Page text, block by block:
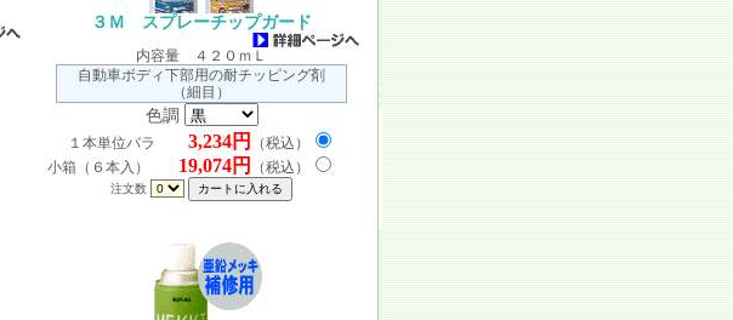
３Ｍ スプレーチップガード
内容量 ４２０ｍＬ
自動車ボディ下部用の耐チッピング剤
（細目）
色調
１本単位バラ 3,234円
（税込）
小箱（６本入）
19,074円 （税込）
注文数